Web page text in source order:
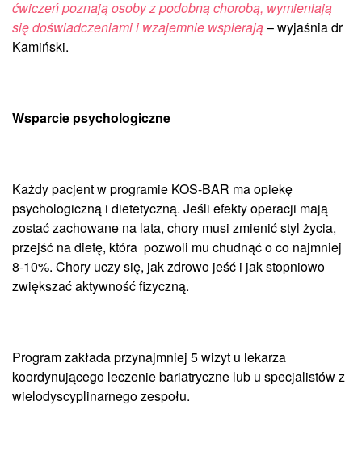
ćwiczeń poznają osoby z podobną chorobą, wymieniają
się doświadczeniami i wzajemnie wspierają– wyjaśnia dr
Kamiński.
Wsparcie psychologiczne
Każdy pacjent w programie KOS-BAR ma opiekę
psychologiczną i dietetyczną. Jeśli efekty operacji mają
zostać zachowane na lata, chory musi zmienić styl życia,
przejść na dietę, która pozwoli mu chudnąć o co najmniej
8-10%. Chory uczy się, jak zdrowo jeść i jak stopniowo
zwiększać aktywność fizyczną.
Program zakłada przynajmniej 5 wizyt u lekarza
koordynującego leczenie bariatryczne lub u specjalistów z
wielodyscyplinarnego zespołu.